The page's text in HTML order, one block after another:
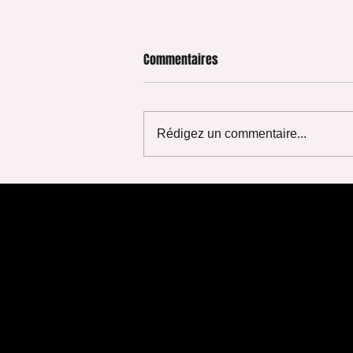
[VIDEO] Retour sur la projection
Commentaires
Rédigez un commentaire...